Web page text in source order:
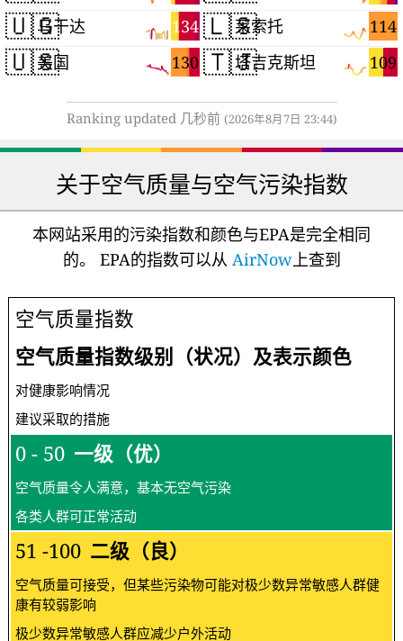
🇺🇬 134
乌干达
🇺🇸 130
美国
🇱🇸 114
莱索托
🇹🇯 109
塔吉克斯坦
Ranking updated 几秒前 (2026年8月7日 23:44)
关于空气质量与空气污染指数
本网站采用的污染指数和颜色与EPA是完全相同
的。 EPA的指数可以从 AirNow上查到
空气质量指数
空气质量指数级别（状况）及表示颜色
对健康影响情况
建议采取的措施
0 - 50 一级（优）
空气质量令人满意，基本无空气污染
各类人群可正常活动
51 -100 二级（良）
空气质量可接受，但某些污染物可能对极少数异常敏感人群健
康有较弱影响
极少数异常敏感人群应减少户外活动